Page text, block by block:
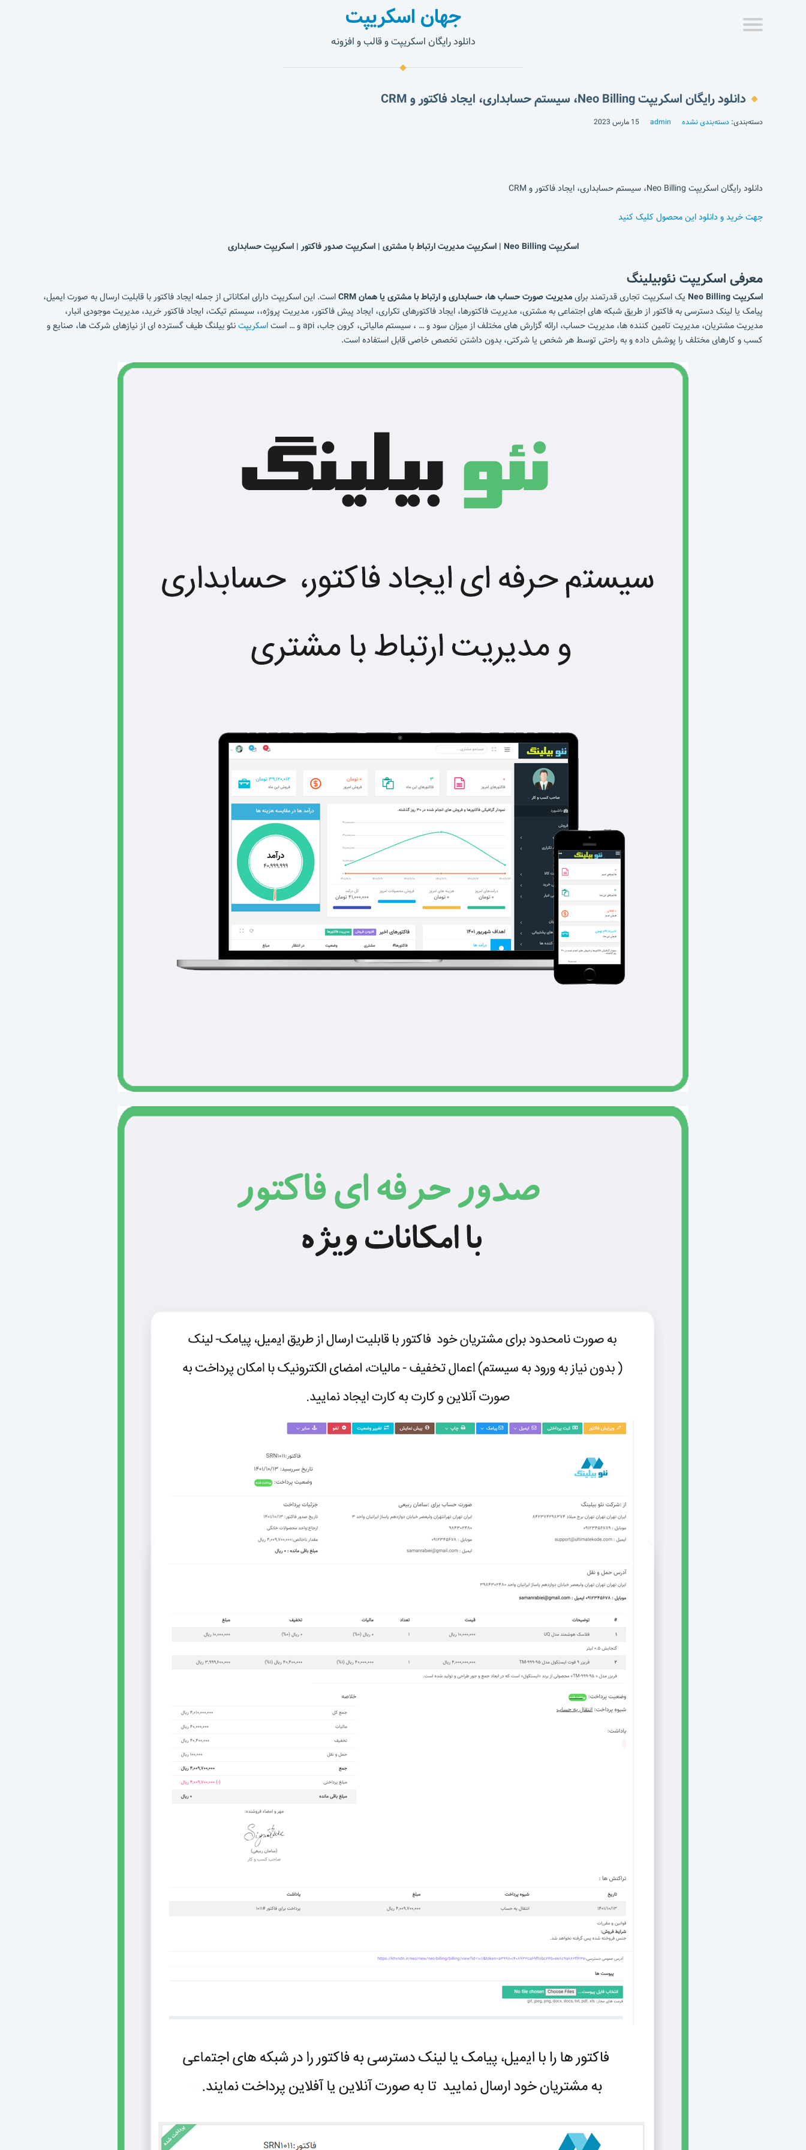
جهان اسکریپت
دانلود رایگان اسکریپت و قالب و افزونه
دانلود رایگان اسکریپت Neo Billing، سیستم حسابداری، ایجاد فاکتور و CRM
دسته‌بندی: دسته‌بندی نشده admin 15 مارس 2023
دانلود رایگان اسکریپت Neo Billing، سیستم حسابداری، ایجاد فاکتور و CRM
جهت خرید و دانلود این محصول کلیک کنید
اسکریپت Neo Billing | اسکریپت مدیریت ارتباط با مشتری | اسکریپت صدور فاکتور | اسکریپت حسابداری
معرفی اسکریپت نئوبیلینگ
اسکریپت Neo Billing یک اسکریپت تجاری قدرتمند برایمدیریت صورت حساب ها، حسابداری و ارتباط با مشتری یا همان CRM
است. این اسکریپت دارای امکاناتی از جمله ایجاد فاکتور با قابلیت ارسال به صورت ایمیل،
پیامک یا لینک دسترسی به فاکتور از طریق شبکه های اجتماعی به مشتری، مدیریت فاکتورها، ایجاد فاکتورهای تکراری، ایجاد پیش فاکتور، مدیریت پروژه،، سیستم تیکت، ایجاد فاکتور خرید، مدیریت موجودی انبار،
مدیریت مشتریان، مدیریت تامین کننده ها، مدیریت حساب، ارائه گزارش های مختلف از میزان سود و … ، سیستم مالیاتی، کرون جاب، api و … است
اسکریپتنئو بیلنگ طیف گسترده ای از نیازهای شرکت ها، صنایع و
کسب و کارهای مختلف را پوشش داده و به راحتی توسط هر شخص یا شرکتی، بدون داشتن تخصص خاصی قابل استفاده است.